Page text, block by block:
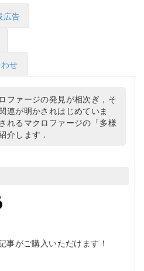
広告
せ
ファージの発見が相次ぎ，そ
連が明かされはじめていま
れるマクロファージの「多様
介します．
事がご購入いただけます！